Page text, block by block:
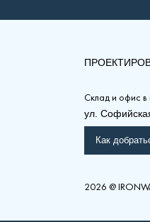
Склад и офис в
ул.
Как
2026 @